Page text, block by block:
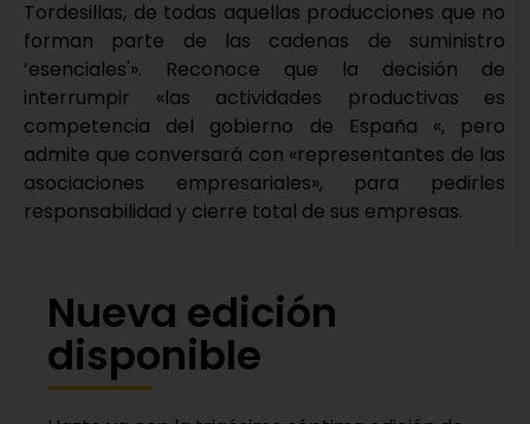
Tordesillas, de todas aquellas producciones que no
forman parte de las cadenas de suministro
‘esenciales'». Reconoce que la decisión de
interrumpir «las actividades productivas es
competencia del gobierno de España «, pero
admite que conversará con «representantes de las
asociaciones empresariales», para pedirles
responsabilidad y cierre total de sus empresas.
Nueva edición
disponible